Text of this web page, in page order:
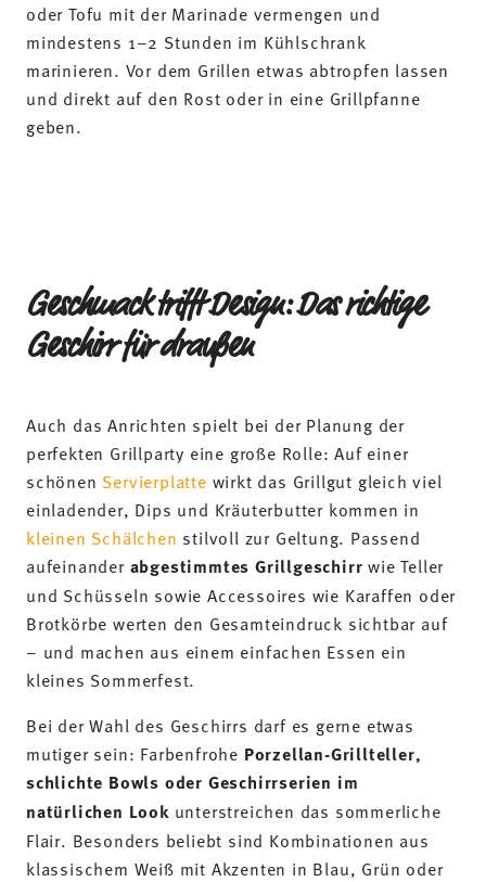
oder Tofu mit der Marinade vermengen und
mindestens 1–2 Stunden im Kühlschrank
marinieren. Vor dem Grillen etwas abtropfen lassen
und direkt auf den Rost oder in eine Grillpfanne
geben.
Geschmack trifft Design: Das richtige
Geschirr für draußen
Auch das Anrichten spielt bei der Planung der
perfekten Grillparty eine große Rolle: Auf einer
schönen Servierplatte wirkt das Grillgut gleich viel
einladender, Dips und Kräuterbutter kommen in
kleinen Schälchen stilvoll zur Geltung. Passend
aufeinander abgestimmtes Grillgeschirrwie Teller
und Schüsseln sowie Accessoires wie Karaffen oder
Brotkörbe werten den Gesamteindruck sichtbar auf
– und machen aus einem einfachen Essen ein
kleines Sommerfest.
Bei der Wahl des Geschirrs darf es gerne etwas
mutiger sein: Farbenfrohe Porzellan-Grillteller,
schlichte Bowls oder Geschirrserien im
natürlichen Look unterstreichen das sommerliche
Flair. Besonders beliebt sind Kombinationen aus
klassischem Weiß mit Akzenten in Blau, Grün oder